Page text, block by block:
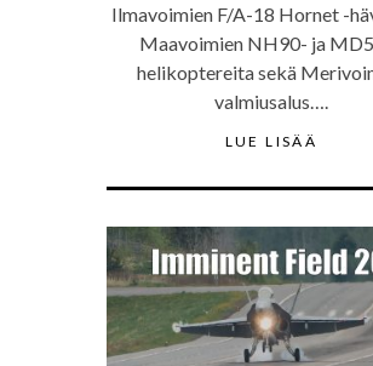
Ilmavoimien F/A-18 Hornet -
Maavoimien NH90- ja
helikoptereita sekä
valmiusalus….
LUE LISÄÄ